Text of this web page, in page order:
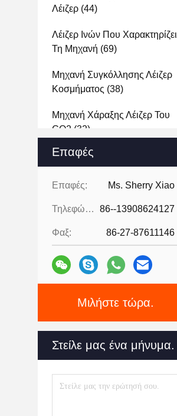
Λέιζερ (44)
Λέιζερ Ινών Που Χαρακτηρίζει
Τη Μηχανή (69)
Μηχανή Συγκόλλησης Λέιζερ
Κοσμήματος (38)
Μηχανή Χάραξης Λέιζερ Του
CO2 (32)
Τρισδιάστατη Μηχανή
Χάραξης Λέιζερ Κρυστάλλου
(20)
Μηχανή Ύφανσης Λέιζερ(8)
Μηχανή Επένδυσης Λέιζερ
Γδύνοντας Μηχανή Καλωδίων
Αυτοματοποίησης(19)
Επαφές
Επαφές: Ms. Sherry Xiao
Τηλεφώνημα: 86--13908624127
Φαξ: 86-27-87611146
Μιλήστε τώρα.
Στείλε μας ένα μήνυμα.